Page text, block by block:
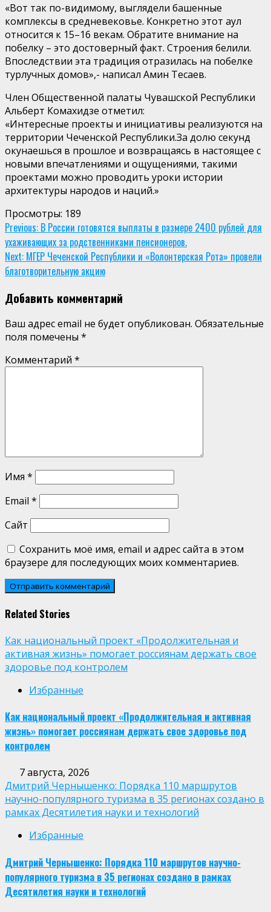
«Вот так по-видимому, выглядели башенные
комплексы в средневековье. Конкретно этот аул
относится к 15–16 векам. Обратите внимание на
побелку – это достоверный факт. Строения белили.
Впоследствии эта традиция отразилась на побелке
турлучных домов»,- написал Амин Тесаев.
Член Общественной палаты Чувашской Республики
Альберт Комахидзе отметил:
«Интересные проекты и инициативы реализуются на
территории Чеченской Республики.За долю секунд
окунаешься в прошлое и возвращаясь в настоящее с
новыми впечатлениями и ощущениями, такими
проектами можно проводить уроки истории
архитектуры народов и наций.»
Просмотры: 189
Continue
Reading
Previous: В России готовятся выплаты в размере 2400 рублей для
ухаживающих за родственниками пенсионеров.
Next: МГЕР Чеченской Республики и «Волонтерская Рота» провели
благотворительную акцию
Добавить комментарий
Ваш адрес email не будет опубликован. Обязательные
поля помечены *
Комментарий *
Имя *
Email *
Сайт
Сохранить моё имя, email и адрес сайта в этом
браузере для последующих моих комментариев.
Related Stories
Как национальный проект «Продолжительная и
активная жизнь» помогает россиянам держать свое
здоровье под контролем
Избранные
Как национальный проект «Продолжительная и активная
жизнь» помогает россиянам держать свое здоровье под
контролем
7 августа, 2026
Дмитрий Чернышенко: Порядка 110 маршрутов
научно-популярного туризма в 35 регионах создано в
рамках Десятилетия науки и технологий
Избранные
Дмитрий Чернышенко: Порядка 110 маршрутов научно-
популярного туризма в 35 регионах создано в рамках
Десятилетия науки и технологий